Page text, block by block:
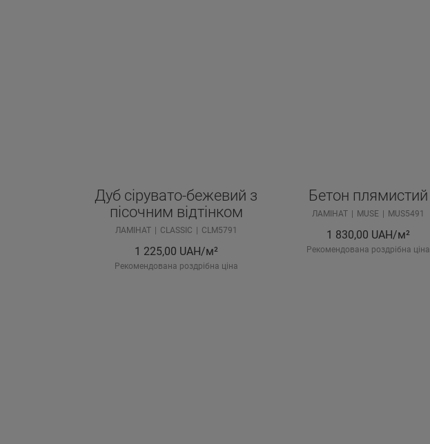
Дуб сірувато-бежевий з
пісочним відтінком
ЛАМІНАТ CLASSIC CLM5791
1 225,00 UAH/м²
Рекомендована роздрібна ціна
Бетон плямистий
ЛАМІНАТ MUSE MUS5491
1 830,00 UAH/м²
Рекомендована роздрібна ціна